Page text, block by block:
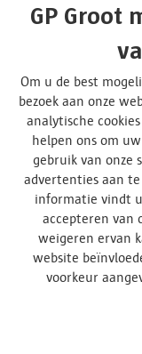
Contact
GP Groot
Om u de best
bezoek aan onze
analytische
helpen ons om
gebruik van onze
advertenties aan
informatie vindt
accepteren van
weigeren ervan
website
voorkeur